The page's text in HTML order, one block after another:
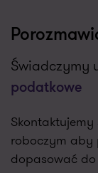
Świadczymy
podatkowe
roboczym aby
dopasować